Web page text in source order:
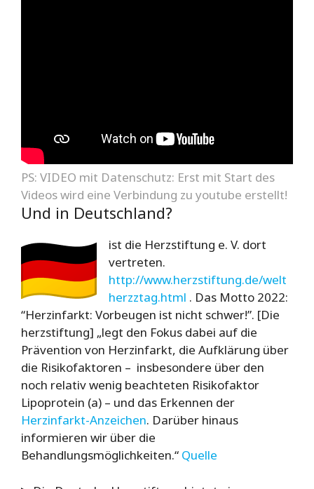
PS: VIDEO mit Datenschutz: Erst mit Start des
Videos wird eine Verbindung zu youtube erstellt!
Und in Deutschland?
ist die Herzstiftung e. V. dort
vertreten.
http://www.herzstiftung.de/welt
herzztag.html . Das Motto 2022:
“Herzinfarkt: Vorbeugen ist nicht schwer!”. [Die
herzstiftung] „legt den Fokus dabei auf die
Prävention von Herzinfarkt, die Aufklärung über
die Risikofaktoren – insbesondere über den
noch relativ wenig beachteten Risikofaktor
Lipoprotein (a) – und das Erkennen der
Herzinfarkt-Anzeichen. Darüber hinaus
informieren wir über die
Behandlungsmöglichkeiten.“ Quelle